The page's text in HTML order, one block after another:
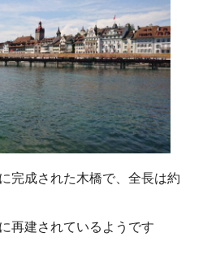
完成された木橋で、全長は約
再建されているようです